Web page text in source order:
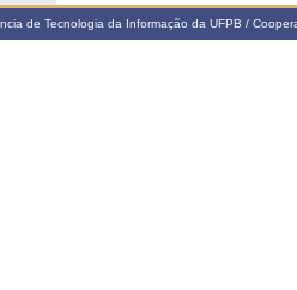
de Tecnologia da Informação da UFPB /